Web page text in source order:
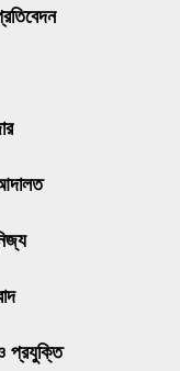
প্রযুক্তি